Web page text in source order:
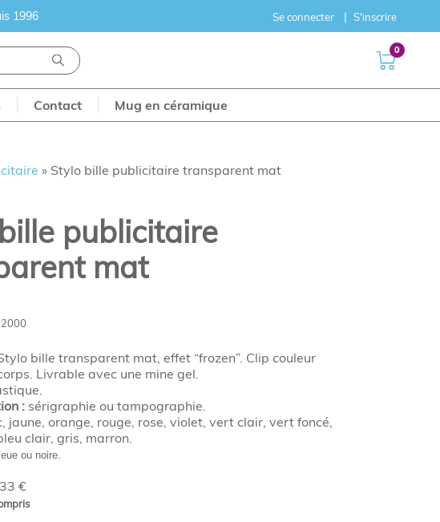
1996 Se connecter S'inscrire
0
Contact Mug en céramique
» Stylo bille publicitaire transparent mat
€
publicitaire
mat
bille transparent mat, effet “frozen”. Clip couleur
Livrable avec une mine gel.
:sérigraphie ou tampographie.
jaune, orange, rouge, rose, violet, vert clair, vert foncé,
clair, gris, marron.
ou noire.